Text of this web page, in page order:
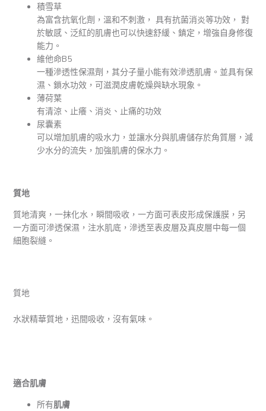
積雪草
為富含抗氧化劑，溫和不刺激， 具有抗菌消炎等功效， 對
於敏感、泛紅的肌膚也可以快速舒緩、鎮定，增強⾃⾝修復
能⼒。
維他命B5
一種滲透性保濕劑，其分子量小能有效滲透肌膚。並具有保
濕、鎖水功效，可滋潤皮膚乾燥與缺水現象。
薄荷葉
有清涼、止癢、消炎、止痛的功效
尿囊素
可以增加肌膚的吸水力，並讓水分與肌膚儲存於角質層，減
少水分的流失，加強肌膚的保水力。
質地
質地清爽，一抹化水，瞬間吸收，一方面可表皮形成保護膜，另
一方面可滲透保濕，注水肌底，滲透至表皮層及真皮層中每一個
細胞裂縫。
質地
水狀精華質地，迅間吸收，沒有氣味。
適合肌膚
所有肌膚